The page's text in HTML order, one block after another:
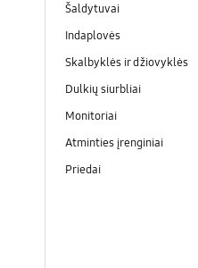
Šaldytuvai
Indaplovės
Skalbyklės ir džiovyklės
Dulkių siurbliai
Monitoriai
Atminties įrenginiai
Priedai